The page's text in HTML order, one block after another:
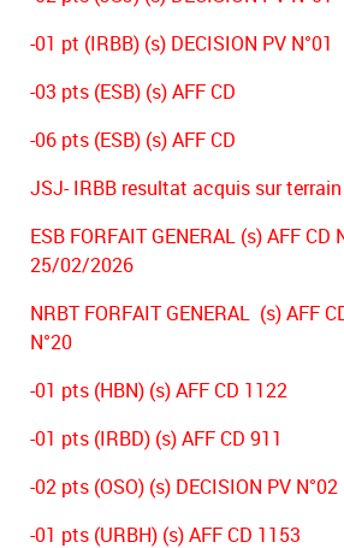
-01 pt (IRBB) (s) DECISION PV N°01
-03 pts (ESB) (s) AFF CD
-06 pts (ESB) (s) AFF CD
JSJ- IRBB resultat acquis sur terrain
ESB FORFAIT GENERAL (s) AFF CD
25/02/2026
NRBT FORFAIT GENERAL (s) AFF
N°20
-01 pts (HBN) (s) AFF CD 1122
-01 pts (IRBD) (s) AFF CD 911
-02 pts (OSO) (s) DECISION PV N°02
-01 pts (URBH) (s) AFF CD 1153